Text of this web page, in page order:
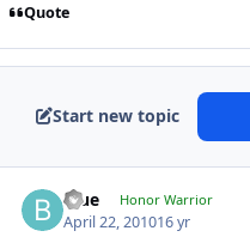
Quote
Start new topic
Blue Honor Warrior
April 22, 201016 yr